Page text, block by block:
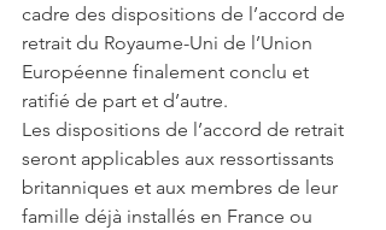
cadre des dispositions de l’accord de
retrait du Royaume-Uni de l’Union
Européenne finalement conclu et
ratifié de part et d’autre.
Les dispositions de l’accord de retrait
seront applicables aux ressortissants
britanniques et aux membres de leur
famille déjà installés en France ou